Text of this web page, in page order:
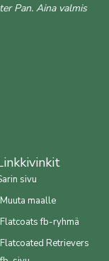
Pan. Aina valmis
sivu
Muuta maalle
Flatcoats fb-ryhmä
Flatcoated Retrievers